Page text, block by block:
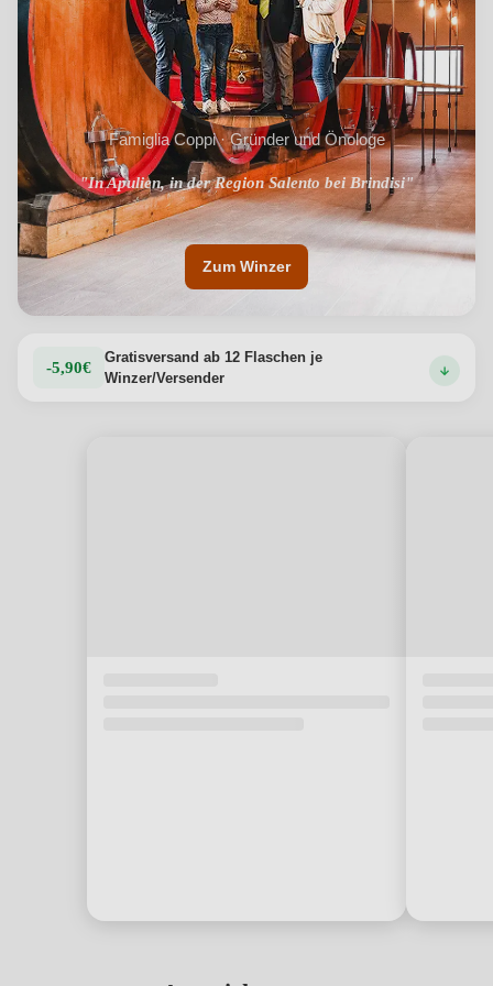
Fisch oder gegrilltem Gemüse. Die Cantina Coppi, seit
über einem Jahrhundert Hüterin der apulischen
Weinbautradition, zeichnet diesen g.g.A. Apulien mit
Leidenschaft und Fachwissen aus.
Produktdetails anzeigen →
Famiglia Coppi · Gründer und Önologe
"In Apulien, in der Region Salento bei Brindisi"
"Seit jeher ein Synonym für Qualität, Leidenschaft und
Prestige"
Zum Winzer
-5,90€
Gratisversand ab 12 Flaschen je
Winzer/Versender